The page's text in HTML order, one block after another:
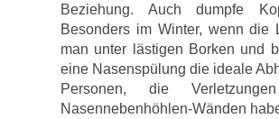
Beziehung. Auch dumpfe
Besonders im Winter, wenn
man unter lästigen Borken und
eine Nasenspülung die ideale
Personen, die
Nasennebenhöhlen-Wänden